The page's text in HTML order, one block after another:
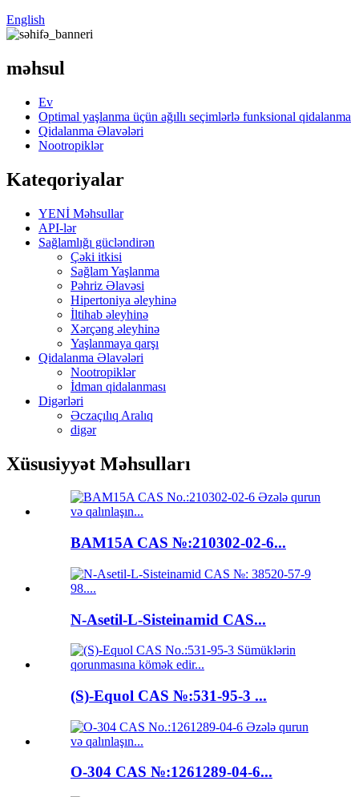
English
məhsul
Ev
Optimal yaşlanma üçün ağıllı seçimlərlə funksional qidalanma
Qidalanma Əlavələri
Nootropiklər
Kateqoriyalar
YENİ Məhsullar
API-lər
Sağlamlığı gücləndirən
Çəki itkisi
Sağlam Yaşlanma
Pəhriz Əlavəsi
Hipertoniya əleyhinə
İltihab əleyhinə
Xərçəng əleyhinə
Yaşlanmaya qarşı
Qidalanma Əlavələri
Nootropiklər
İdman qidalanması
Digərləri
Əczaçılıq Aralıq
digər
Xüsusiyyət Məhsulları
BAM15A CAS №:210302-02-6...
N-Asetil-L-Sisteinamid CAS...
(S)-Equol CAS №:531-95-3 ...
O-304 CAS №:1261289-04-6...